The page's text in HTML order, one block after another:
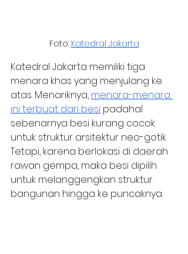
Foto: Katedral Jakarta
Katedral Jakarta memiliki tiga
menara khas yang menjulang ke
atas. Menariknya, menara-menara
ini terbuat dari besi padahal
sebenarnya besi kurang cocok
untuk struktur arsitektur neo-gotik.
Tetapi, karena berlokasi di daerah
rawan gempa, maka besi dipilih
untuk melanggengkan struktur
bangunan hingga ke puncaknya.